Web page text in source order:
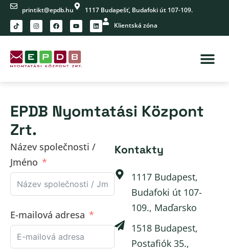
printikt@epdb.hu
1117 Budapešť, Budafoki út 107-109.
Klientská zóna
EPDB Nyomtatási Központ
Zrt.
Název společnosti /
Jméno
E-mailová adresa
Kontakty
1117 Budapest,
Budafoki út 107-
109., Maďarsko
1518 Budapest,
Postafiók 35.,